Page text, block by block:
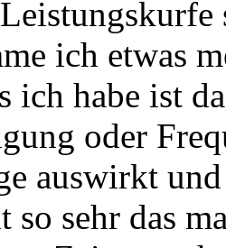
ich etwas
ich habe ist
oder
auswirkt
so sehr das